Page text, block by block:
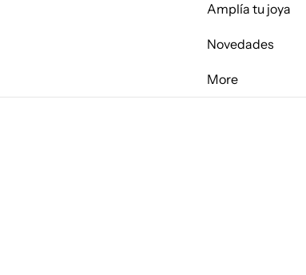
Amplía tu joya
Novedades
More